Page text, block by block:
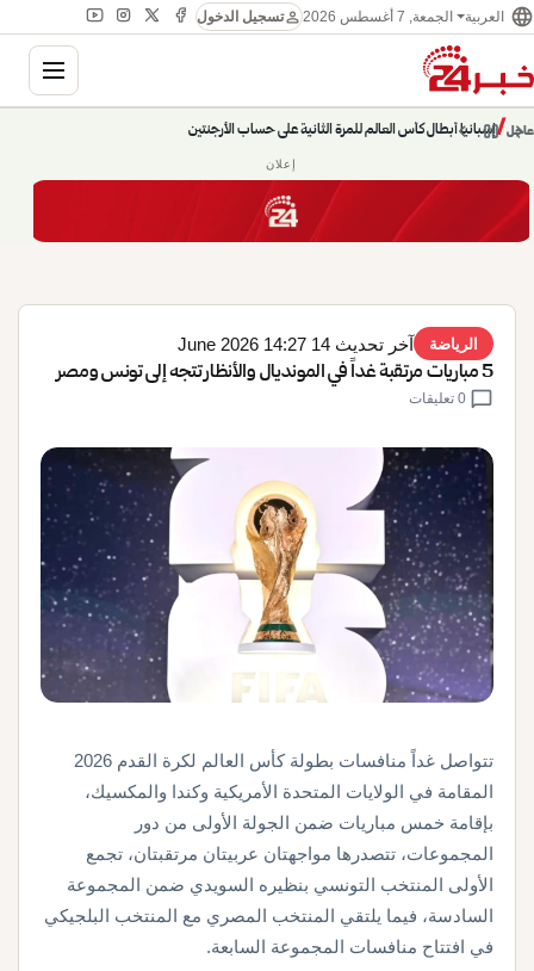
language العربية الجمعة, 7 أغسطس 2026 personتسجيل الدخول
عاجل/
إسبانيا أبطال كأس العالم للمرة الثانية على حساب الأرجنتين
حديث الساعة: سيناريوهات قادمة 745
chevron_right
pause
chevron_left
إعلان
الرياضة آخر تحديث 14 June 2026 14:27
5 مباريات مرتقبة غداً في المونديال والأنظار تتجه إلى تونس ومصر
chat_bubble
تتواصل غداً منافسات بطولة كأس العالم لكرة القدم 2026
المقامة في الولايات المتحدة الأمريكية وكندا والمكسيك،
بإقامة خمس مباريات ضمن الجولة الأولى من دور
المجموعات، تتصدرها مواجهتان عربيتان مرتقبتان، تجمع
الأولى المنتخب التونسي بنظيره السويدي ضمن المجموعة
السادسة، فيما يلتقي المنتخب المصري مع المنتخب البلجيكي
في افتتاح منافسات المجموعة السابعة.